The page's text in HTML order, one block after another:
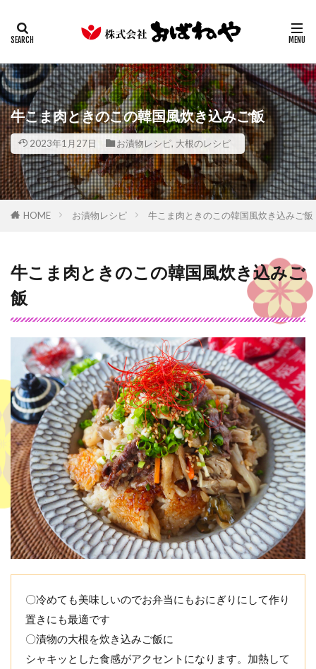
牛こま肉ときのこの韓国風炊き込みご飯
2023年1月27日 お漬物レシピ, 大根のレシピ
HOME お漬物レシピ 牛こま肉ときのこの韓国風炊き込みご飯
牛こま肉ときのこの韓国風炊き込みご
飯
〇冷めても美味しいのでお弁当にもおにぎりにして作り
置きにも最適です
〇漬物の大根を炊き込みご飯に
シャキッとした食感がアクセントになります。加熱して
カテゴリー
検索